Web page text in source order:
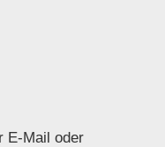
E-Mail oder